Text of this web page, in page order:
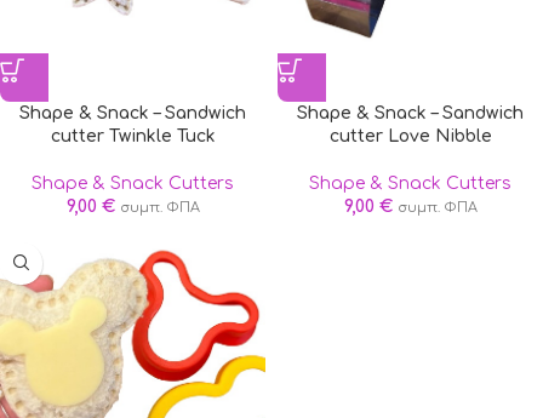
Shape & Snack – Sandwich
cutter Twinkle Tuck
Shape & Snack Cutters
9,00 € συμπ. ΦΠΑ
Shape & Snack – Sandwich
cutter Love Nibble
Shape & Snack Cutters
9,00 € συμπ. ΦΠΑ